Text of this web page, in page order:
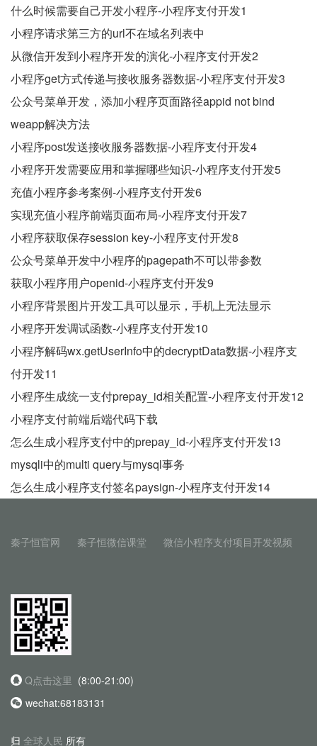
什么时候需要自己开发小程序-小程序支付开发1
小程序请求第三方的url不在域名列表中
从微信开发到小程序开发的演化-小程序支付开发2
小程序get方式传递与接收服务器数据-小程序支付开发3
公众号菜单开发，添加小程序页面路径appid not bind
weapp解决方法
小程序post发送接收服务器数据-小程序支付开发4
小程序开发需要应用和掌握哪些知识-小程序支付开发5
充值小程序参考案例-小程序支付开发6
实现充值小程序前端页面布局-小程序支付开发7
小程序获取保存session key-小程序支付开发8
公众号菜单开发中小程序的pagepath不可以带参数
获取小程序用户openid-小程序支付开发9
小程序背景图片开发工具可以显示，手机上无法显示
小程序开发调试函数-小程序支付开发10
小程序解码wx.getUserInfo中的decryptData数据-小程序支
付开发11
小程序生成统一支付prepay_id相关配置-小程序支付开发12
小程序支付前端后端代码下载
怎么生成小程序支付中的prepay_id-小程序支付开发13
mysqli中的multi query与mysql事务
怎么生成小程序支付签名paysign-小程序支付开发14
秦子恒官网 秦子恒微信课堂 微信小程序支付项目开发视频
Q点击这里 (8:00-21:00)
wechat:68183131
归 全球人民 所有